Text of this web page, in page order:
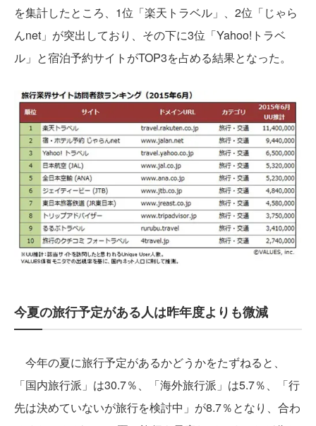
を集計したところ、1位「楽天トラベル」、2位「じゃら
んnet」が突出しており、その下に3位「Yahoo!トラベ
ル」と宿泊予約サイトがTOP3を占める結果となった。
今夏の旅行予定がある人は昨年度よりも微減
今年の夏に旅行予定があるかどうかをたずねると、
「国内旅行派」は30.7％、「海外旅行派」は5.7％、「行
先は決めていないが旅行を検討中」が8.7％となり、合わ